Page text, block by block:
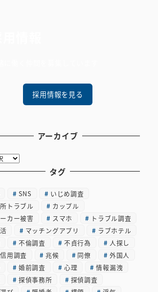
採用情報を見る
アーカイブ
タグ
SNS
いじめ調査
トラブル
カップル
カー被害
スマホ
トラブル調査
マッチングアプリ
ラブホテル
不倫調査 不貞行為
人探し
用調査
兆候 同僚
外国人
婚前調査 心理
情報漏洩
探偵事務所
探偵調査